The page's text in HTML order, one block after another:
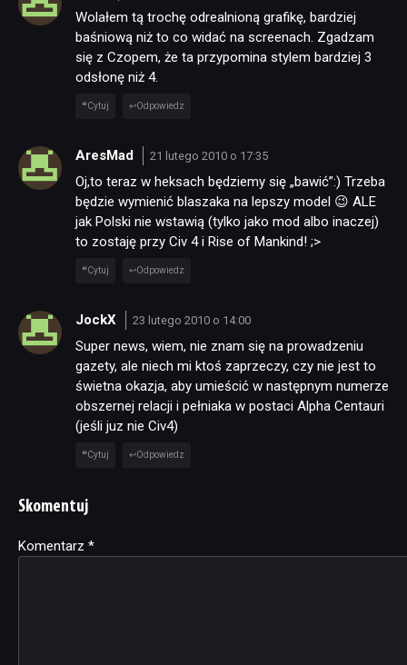
Wolałem tą trochę odrealnioną grafikę, bardziej
baśniową niż to co widać na screenach. Zgadzam
się z Czopem, że ta przypomina stylem bardziej 3
odsłonę niż 4.
Cytuj Odpowiedz
AresMad 21 lutego 2010 o 17:35
Oj,to teraz w heksach będziemy się „bawić”:) Trzeba
będzie wymienić blaszaka na lepszy model 😉 ALE
jak Polski nie wstawią (tylko jako mod albo inaczej)
to zostaję przy Civ 4 i Rise of Mankind! ;>
Cytuj Odpowiedz
JockX 23 lutego 2010 o 14:00
Super news, wiem, nie znam się na prowadzeniu
gazety, ale niech mi ktoś zaprzeczy, czy nie jest to
świetna okazja, aby umieścić w następnym numerze
obszernej relacji i pełniaka w postaci Alpha Centauri
(jeśli juz nie Civ4)
Cytuj Odpowiedz
Skomentuj
Komentarz *
Alternative: